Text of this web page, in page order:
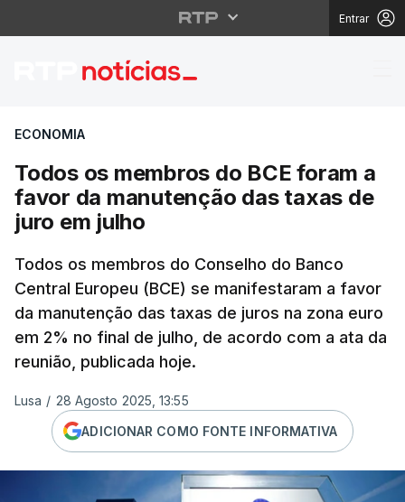
Entrar
Todos os membros
ECONOMIA
Todos os membros do BCE foram a
favor da manutenção das taxas de
juro em julho
Todos os membros do Conselho do Banco
Central Europeu (BCE) se manifestaram a favor
da manutenção das taxas de juros na zona euro
em 2% no final de julho, de acordo com a ata da
reunião, publicada hoje.
Lusa / 28 Agosto 2025, 13:55
ADICIONAR COMO FONTE INFORMATIVA